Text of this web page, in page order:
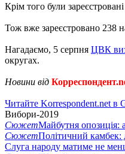
Крім того були
Тож вже зареєстровано 238
Нагадаємо, 5 серпня ЦВК
округах.
Новини від
Читайте Korrespondent.net в
Вибори-2019
СюжетМайбутня опозиція:
СюжетПолітичний камбек:
Слуга народу матиме не